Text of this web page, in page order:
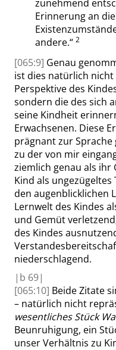
zunehmend
Erinnerung an
andere.“ 2
[065:9] Genau
ist dies natürlich nicht
Perspektive des
sondern die des sich
seine Kindheit
Erwachsenen. Diese
prägnant zur
zu der von mir
ziemlich genau als ihr
Kind als
den augenblicklichen
Lernwelt des Kindes
und Gemüt
des Kindes
niederschlagend.
| b 69|
[065:10] Beide Zitate
– natürlich nicht
wesentliches Stück
Beunruhigung, ein
unser Verhältnis zu